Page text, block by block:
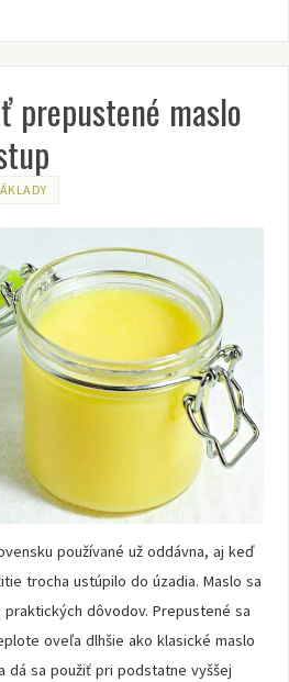
prepustené maslo
používané už oddávna, aj keď
trocha ustúpilo do úzadia. Maslo sa
dôvodov. Prepustené sa
oveľa dlhšie ako klasické maslo
dá sa použiť pri podstatne vyššej